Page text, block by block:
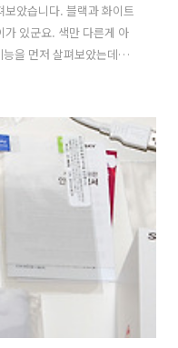
보았습니다. 블랙과 화이트
가 있군요. 색만 다른게 아
을 먼저 살펴보았는데요.
니라 찍은 사진을 다른 사
도록 할 수 있죠. 미디어링
원하는 장치의 사진, 동영
디스플레이러 원격 재생
마트폰은 많고..